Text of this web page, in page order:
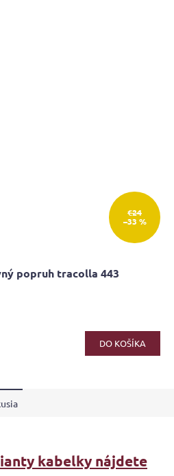
€24
–33 %
popruh tracolla 443
DO KOŠÍKA
kabelky nájdete